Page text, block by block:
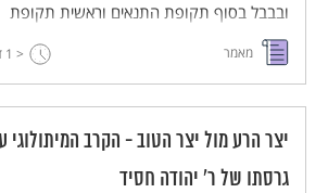
ובבבל בסוף תקופת התנאים וראשית תקופת
האמוראים. לטענת המחבר, בתקופה זו עולה
מעמדה של קהילת בבל בהנהגת האומה, אך
הגובלים בבבל לא"י. קשרי קהילת א"י ובבל
לידי ביטוי גם בתופעת ה'נחותי' - חכמים
מאמר < 1
יצר הרע מול יצר הטוב - הקרב המיתולוגי
גרסתו של ר' יהודה חסיד